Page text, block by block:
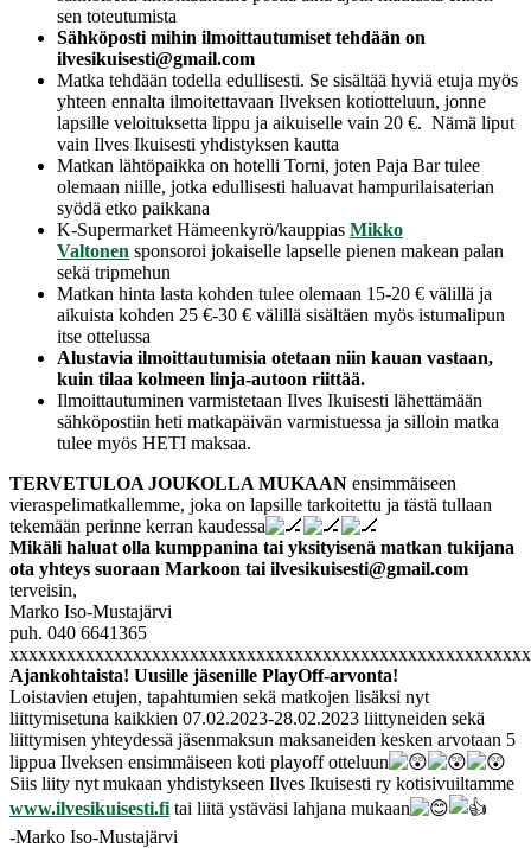
sen toteutumista
Sähköposti mihin ilmoittautumiset tehdään on
ilvesikuisesti@gmail.com
Matka tehdään todella edullisesti. Se sisältää hyviä etuja myös
yhteen ennalta ilmoitettavaan Ilveksen kotiotteluun, jonne
lapsille veloituksetta lippu ja aikuiselle vain 20 €. Nämä liput
vain Ilves Ikuisesti yhdistyksen kautta
Matkan lähtöpaikka on hotelli Torni, joten Paja Bar tulee
olemaan niille, jotka edullisesti haluavat hampurilaisaterian
syödä etko paikkana
K-Supermarket Hämeenkyrö/kauppias Mikko
Valtonen sponsoroi jokaiselle lapselle pienen makean palan
sekä tripmehun
Matkan hinta lasta kohden tulee olemaan 15-20 € välillä ja
aikuista kohden 25 €-30 € välillä sisältäen myös istumalipun
itse ottelussa
Alustavia ilmoittautumisia otetaan niin kauan vastaan,
kuin tilaa kolmeen linja-autoon riittää.
Ilmoittautuminen varmistetaan Ilves Ikuisesti lähettämään
sähköpostiin heti matkapäivän varmistuessa ja silloin matka
tulee myös HETI maksaa.
TERVETULOA JOUKOLLA MUKAAN ensimmäiseen
vieraspelimatkallemme, joka on lapsille tarkoitettu ja tästä tullaan
tekemään perinne kerran kaudessa
Mikäli haluat olla kumppanina tai yksityisenä matkan tukijana
ota yhteys suoraan Markoon tai ilvesikuisesti@gmail.com
terveisin,
Marko Iso-Mustajärvi
puh. 040 6641365
Ajankohtaista! Uusille jäsenille PlayOff-arvonta!
Loistavien etujen, tapahtumien sekä matkojen lisäksi nyt
liittymisetuna kaikkien 07.02.2023-28.02.2023 liittyneiden sekä
liittymisen yhteydessä jäsenmaksun maksaneiden kesken arvotaan 5
lippua Ilveksen ensimmäiseen koti playoff otteluun
Siis liity nyt mukaan yhdistykseen Ilves Ikuisesti ry kotisivuiltamme
www.ilvesikuisesti.fi tai liitä ystäväsi lahjana mukaan
-Marko Iso-Mustajärvi